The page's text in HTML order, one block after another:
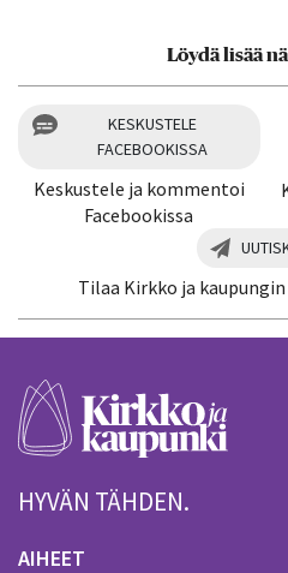
Löydä lisää
KESKUSTELE
FACEBOOKISSA
Keskustele ja kommentoi
Facebookissa
Tilaa Kirkko ja
HYVÄN TÄHDEN.
AIHEET